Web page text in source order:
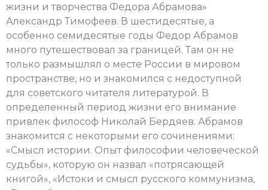
жизни и творчества Федора Абрамова»
Александр Тимофеев. В шестидесятые, а
особенно семидесятые годы Федор Абрамов
много путешествовал за границей. Там он не
только размышлял о месте России в мировом
пространстве, но и знакомился с недоступной
для советского читателя литературой. В
определенный период жизни его внимание
привлек философ Николай Бердяев. Абрамов
знакомится с некоторыми его сочинениями:
«Смысл истории. Опыт философии человеческой
судьбы», которую он назвал «потрясающей
книгой», «Истоки и смысл русского коммунизма,